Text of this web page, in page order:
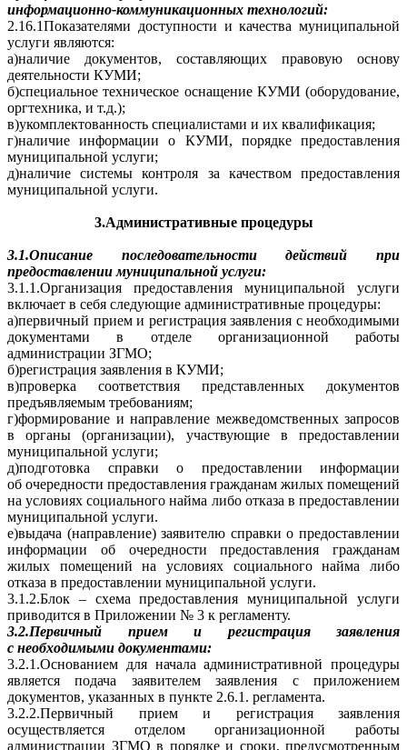
информационно-коммуникационных технологий:
2.16.1Показателями доступности и качества муниципальной
услуги являются:
а)наличие документов, составляющих правовую основу
деятельности КУМИ;
б)специальное техническое оснащение КУМИ (оборудование,
оргтехника, и т.д.);
в)укомплектованность специалистами и их квалификация;
г)наличие информации о КУМИ, порядке предоставления
муниципальной услуги;
д)наличие системы контроля за качеством предоставления
муниципальной услуги.
3.Административные процедуры
3.1.Описание последовательности действий при
предоставлении муниципальной услуги:
3.1.1.Организация предоставления муниципальной услуги
включает в себя следующие административные процедуры:
а)первичный прием и регистрация заявления с необходимыми
документами в отделе организационной работы
администрации ЗГМО;
б)регистрация заявления в КУМИ;
в)проверка соответствия представленных документов
предъявляемым требованиям;
г)формирование и направление межведомственных запросов
в органы (организации), участвующие в предоставлении
муниципальной услуги;
д)подготовка справки о предоставлении информации
об очередности предоставления гражданам жилых помещений
на условиях социального найма либо отказа в предоставлении
муниципальной услуги.
е)выдача (направление) заявителю справки о предоставлении
информации об очередности предоставления гражданам
жилых помещений на условиях социального найма либо
отказа в предоставлении муниципальной услуги.
3.1.2.Блок – схема предоставления муниципаль­ной услуги
приводится в Приложении № 3 к регламенту.
3.2.Первичный прием и регистрация заявления
с необходимыми документами:
3.2.1.Основанием для начала административной процедуры
является подача заявителем заявления с приложением
документов, указанных в пункте 2.6.1. регламента.
3.2.2.Первичный прием и регистрация заявления
осуществляется отделом организационной работы
администрации ЗГМО в порядке и сроки, предусмотренным